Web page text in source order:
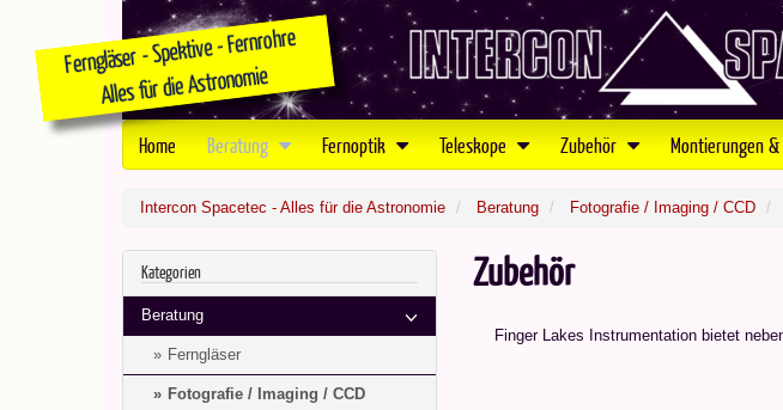
Home Beratung Fernoptik Teleskope Zubehör Montierungen
Intercon Spacetec - Alles für die Astronomie Beratung Fotografie / Imaging / CCD
Kategorien
Beratung
Ferngläser
Fotografie / Imaging / CCD
Zubehör
Finger Lakes Instrumentation bietet